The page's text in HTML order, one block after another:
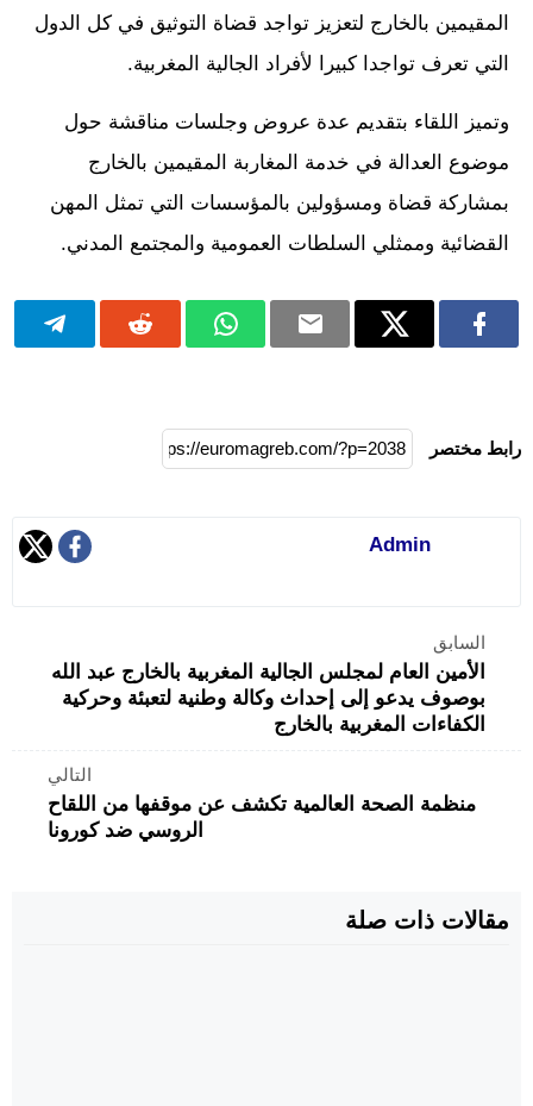
المقيمين بالخارج لتعزيز تواجد قضاة التوثيق في كل الدول
التي تعرف تواجدا كبيرا لأفراد الجالية المغربية.
وتميز اللقاء بتقديم عدة عروض وجلسات مناقشة حول
موضوع العدالة في خدمة المغاربة المقيمين بالخارج
بمشاركة قضاة ومسؤولين بالمؤسسات التي تمثل المهن
القضائية وممثلي السلطات العمومية والمجتمع المدني.
رابط مختصر
Admin
السابق
الأمين العام لمجلس الجالية المغربية بالخارج عبد الله
بوصوف يدعو إلى إحداث وكالة وطنية لتعبئة وحركية
الكفاءات المغربية بالخارج
التالي
منظمة الصحة العالمية تكشف عن موقفها من اللقاح
الروسي ضد كورونا
مقالات ذات صلة